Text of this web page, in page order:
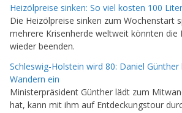
Heizölpreise sinken: So viel kosten 100
Die Heizölpreise sinken zum Wochenstart
mehrere Krisenherde weltweit könnten die
wieder beenden.
Schleswig-Holstein wird 80: Daniel
Wandern ein
Ministerpräsident Günther lädt zum
hat, kann mit ihm auf Entdeckungstour